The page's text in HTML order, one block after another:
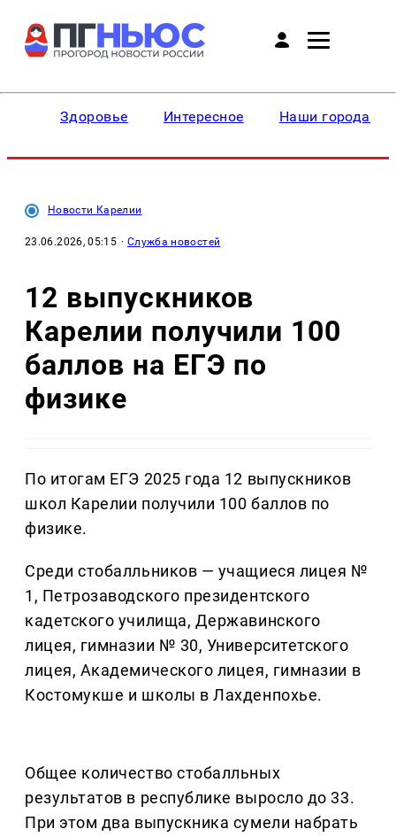
Здоровье Интересное Наши города
Новости Карелии
23.06.2026, 05:15 · Служба новостей
12 выпускников
Карелии получили 100
баллов на ЕГЭ по
физике
По итогам ЕГЭ 2025 года 12 выпускников
школ Карелии получили 100 баллов по
физике.
Среди стобалльников — учащиеся лицея №
1, Петрозаводского президентского
кадетского училища, Державинского
лицея, гимназии № 30, Университетского
лицея, Академического лицея, гимназии в
Костомукше и школы в Лахденпохье.
Общее количество стобалльных
результатов в республике выросло до 33.
При этом два выпускника сумели набрать